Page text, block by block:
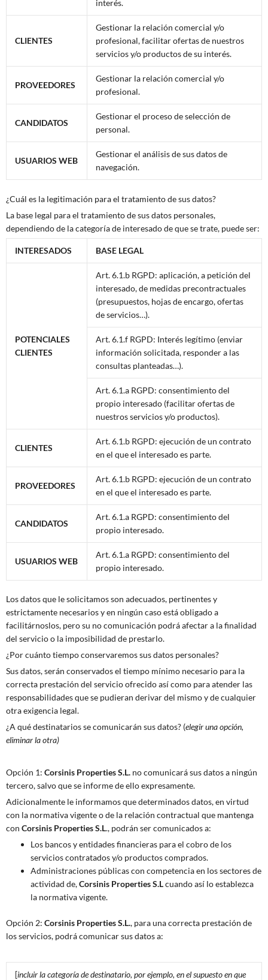
interés.
CLIENTES
Gestionar la relación comercial y/o
profesional, facilitar ofertas de nuestros
servicios y/o productos de su interés.
PROVEEDORES
Gestionar la relación comercial y/o
profesional.
CANDIDATOS
Gestionar el proceso de selección de
personal.
USUARIOS WEB
Gestionar el análisis de sus datos de
navegación.
¿Cuál es la legitimación para el tratamiento de sus datos?
La base legal para el tratamiento de sus datos personales,
dependiendo de la categoría de interesado de que se trate, puede ser:
INTERESADOS BASE LEGAL
POTENCIALES
CLIENTES
Art. 6.1.b RGPD: aplicación, a petición del
interesado, de medidas precontractuales
(presupuestos, hojas de encargo, ofertas
de servicios…).
Art. 6.1.f RGPD: Interés legítimo (enviar
información solicitada, responder a las
consultas planteadas…).
Art. 6.1.a RGPD: consentimiento del
propio interesado (facilitar ofertas de
nuestros servicios y/o productos).
CLIENTES
Art. 6.1.b RGPD: ejecución de un contrato
en el que el interesado es parte.
PROVEEDORES
Art. 6.1.b RGPD: ejecución de un contrato
en el que el interesado es parte.
CANDIDATOS
Art. 6.1.a RGPD: consentimiento del
propio interesado.
USUARIOS WEB
Art. 6.1.a RGPD: consentimiento del
propio interesado.
Los datos que le solicitamos son adecuados, pertinentes y
estrictamente necesarios y en ningún caso está obligado a
facilitárnoslos, pero su no comunicación podrá afectar a la finalidad
del servicio o la imposibilidad de prestarlo.
¿Por cuánto tiempo conservaremos sus datos personales?
Sus datos, serán conservados el tiempo mínimo necesario para la
correcta prestación del servicio ofrecido así como para atender las
responsabilidades que se pudieran derivar del mismo y de cualquier
otra exigencia legal.
¿A qué destinatarios se comunicarán sus datos? (elegir una opción,
eliminar la otra)
Opción 1: Corsinis Properties S.L. no comunicará sus datos a ningún
tercero, salvo que se informe de ello expresamente.
Adicionalmente le informamos que determinados datos, en virtud
con la normativa vigente o de la relación contractual que mantenga
con Corsinis Properties S.L., podrán ser comunicados a:
Los bancos y entidades financieras para el cobro de los
servicios contratados y/o productos comprados.
Administraciones públicas con competencia en los sectores de
actividad de,Corsinis Properties S.Lcuando así lo establezca
la normativa vigente.
Opción 2: Corsinis Properties S.L., para una correcta prestación de
los servicios, podrá comunicar sus datos a:
[incluir la categoría de destinatario, por ejemplo, en el supuesto en que